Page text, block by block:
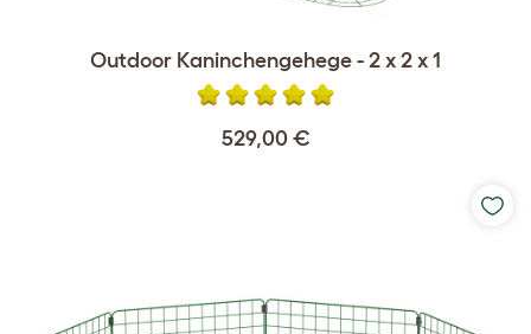
Outdoor Kaninchengehege - 2 x 2 x 1
529,00 €